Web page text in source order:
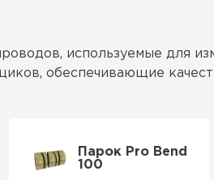
используемые для
обеспечивающие
с учетом специфики
их в агрессивных
Парок Pro Bend
100
ПЕРЕЙТИ
ПЕРЕЙТИ